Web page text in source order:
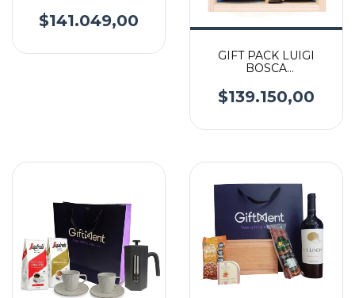
$141.049,00
GIFT PACK LUIGI
BOSCA
$139.150,00